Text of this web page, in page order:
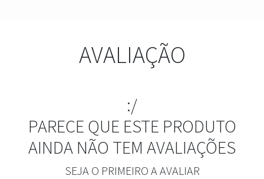
AVALIAÇÃO
:/
PARECE QUE ESTE PRODUTO
AINDA NÃO TEM AVALIAÇÕES
SEJA O PRIMEIRO A AVALIAR